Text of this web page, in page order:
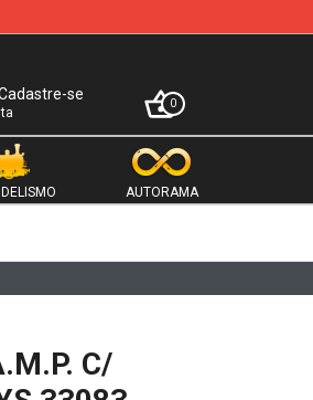
se
0
AUTORAMA
C/